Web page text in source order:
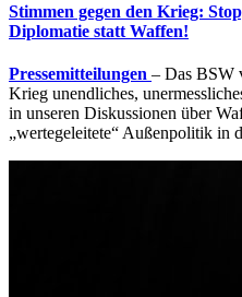
Stimmen gegen den Krieg:
Diplomatie statt Waffen!
Pressemitteilungen – Das BSW
Krieg unendliches,
in unseren Diskussionen über
„wertegeleitete“ Außenpolitik in